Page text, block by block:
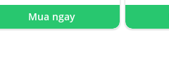
Mua ngay